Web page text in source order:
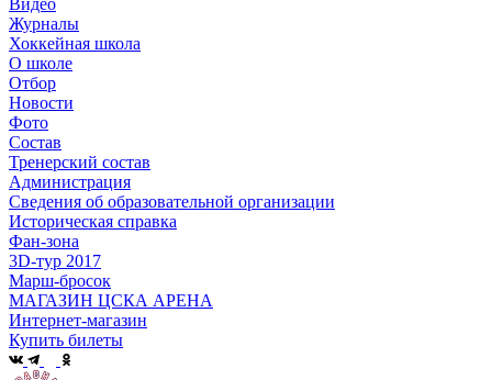
Журналы
Хоккейная школа
О школе
Отбор
Новости
Фото
Состав
Тренерский состав
Администрация
Сведения об образовательной организации
Историческая справка
Фан-зона
3D-тур 2017
Марш-бросок
МАГАЗИН ЦСКА АРЕНА
Интернет-магазин
Купить билеты